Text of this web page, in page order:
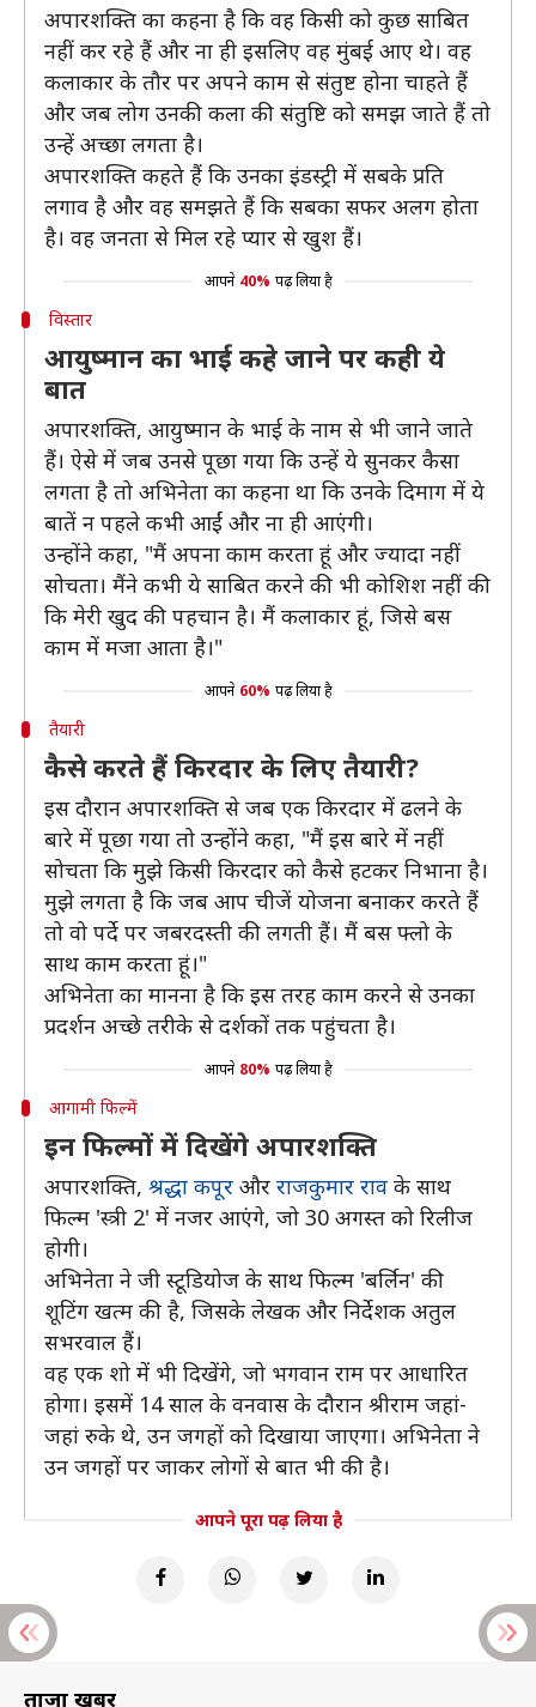
अपारशक्ति का कहना है कि वह किसी को कुछ साबित
नहीं कर रहे हैं और ना ही इसलिए वह मुंबई आए थे। वह
कलाकार के तौर पर अपने काम से संतुष्ट होना चाहते हैं
और जब लोग उनकी कला की संतुष्टि को समझ जाते हैं तो
उन्हें अच्छा लगता है।
अपारशक्ति कहते हैं कि उनका इंडस्ट्री में सबके प्रति
लगाव है और वह समझते हैं कि सबका सफर अलग होता
है। वह जनता से मिल रहे प्यार से खुश हैं।
आपने 40% पढ़ लिया है
विस्तार
आयुष्मान का भाई कहे जाने पर कही ये
बात
अपारशक्ति, आयुष्मान के भाई के नाम से भी जाने जाते
हैं। ऐसे में जब उनसे पूछा गया कि उन्हें ये सुनकर कैसा
लगता है तो अभिनेता का कहना था कि उनके दिमाग में ये
बातें न पहले कभी आईं और ना ही आएंगी।
उन्होंने कहा, "मैं अपना काम करता हूं और ज्यादा नहीं
सोचता। मैंने कभी ये साबित करने की भी कोशिश नहीं की
कि मेरी खुद की पहचान है। मैं कलाकार हूं, जिसे बस
काम में मजा आता है।"
आपने 60% पढ़ लिया है
तैयारी
कैसे करते हैं किरदार के लिए तैयारी?
इस दौरान अपारशक्ति से जब एक किरदार में ढलने के
बारे में पूछा गया तो उन्होंने कहा, "मैं इस बारे में नहीं
सोचता कि मुझे किसी किरदार को कैसे हटकर निभाना है।
मुझे लगता है कि जब आप चीजें योजना बनाकर करते हैं
तो वो पर्दे पर जबरदस्ती की लगती हैं। मैं बस फ्लो के
साथ काम करता हूं।"
अभिनेता का मानना है कि इस तरह काम करने से उनका
प्रदर्शन अच्छे तरीके से दर्शकों तक पहुंचता है।
आपने 80% पढ़ लिया है
आगामी फिल्में
इन फिल्मों में दिखेंगे अपारशक्ति
अपारशक्ति, श्रद्धा कपूर और राजकुमार राव के साथ
फिल्म 'स्त्री 2' में नजर आएंगे, जो 30 अगस्त को रिलीज
होगी।
अभिनेता ने जी स्टूडियोज के साथ फिल्म 'बर्लिन' की
शूटिंग खत्म की है, जिसके लेखक और निर्देशक अतुल
सभरवाल हैं।
वह एक शो में भी दिखेंगे, जो भगवान राम पर आधारित
होगा। इसमें 14 साल के वनवास के दौरान श्रीराम जहां-
जहां रुके थे, उन जगहों को दिखाया जाएगा। अभिनेता ने
उन जगहों पर जाकर लोगों से बात भी की है।
आपने पूरा पढ़ लिया है
ताज़ा खबरें